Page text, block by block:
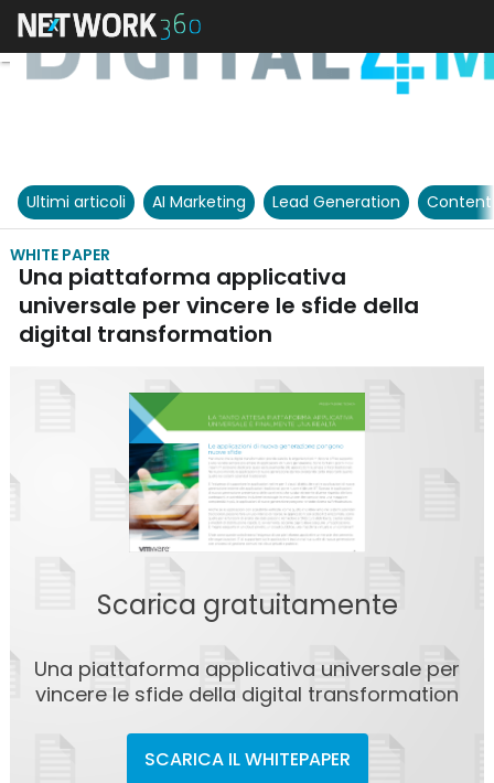
Ultimi articoli AI Marketing Lead Generation
WHITE PAPER
Una piattaforma applicativa
universale per vincere le sfide della
digital transformation
Scarica gratuitamente
Una piattaforma applicativa universale per
vincere le sfide della digital transformation
SCARICA IL WHITEPAPER